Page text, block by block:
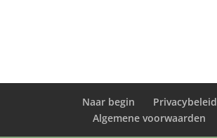
Naar begin
Privacybeleid
Algemene voorwaarden